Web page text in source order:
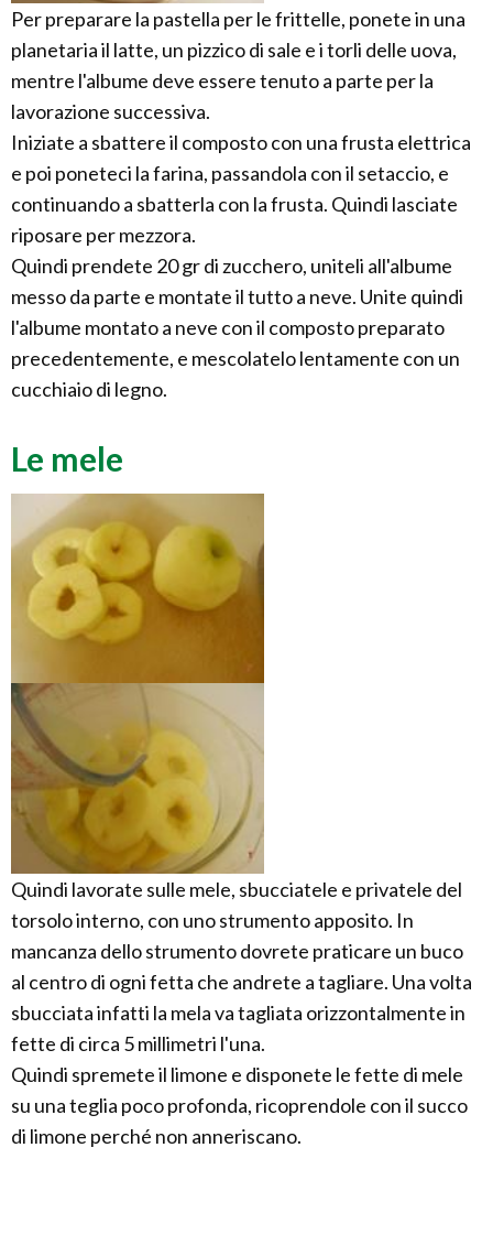
Per preparare la pastella per le frittelle, ponete in una
planetaria il latte, un pizzico di sale e i torli delle uova,
mentre l'albume deve essere tenuto a parte per la
lavorazione successiva.
Iniziate a sbattere il composto con una frusta elettrica
e poi poneteci la farina, passandola con il setaccio, e
continuando a sbatterla con la frusta. Quindi lasciate
riposare per mezzora.
Quindi prendete 20 gr di zucchero, uniteli all'albume
messo da parte e montate il tutto a neve. Unite quindi
l'albume montato a neve con il composto preparato
precedentemente, e mescolatelo lentamente con un
cucchiaio di legno.
Le mele
Quindi lavorate sulle mele, sbucciatele e privatele del
torsolo interno, con uno strumento apposito. In
mancanza dello strumento dovrete praticare un buco
al centro di ogni fetta che andrete a tagliare. Una volta
sbucciata infatti la mela va tagliata orizzontalmente in
fette di circa 5 millimetri l'una.
Quindi spremete il limone e disponete le fette di mele
su una teglia poco profonda, ricoprendole con il succo
di limone perché non anneriscano.